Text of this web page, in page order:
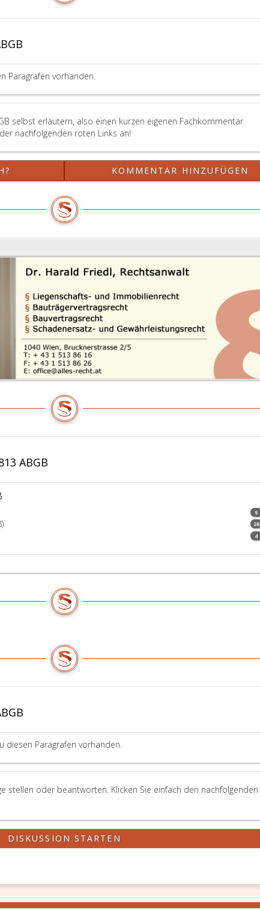
Paragrafen vorhanden.
selbst erläutern, also einen kurzen eigenen Fachkommentar
nachfolgenden roten Links an!
KOMMENTAR HINZUFÜGEN
ABGB
9
26
4
diesen Paragrafen vorhanden.
stellen oder beantworten. Klicken Sie einfach den nachfolgenden
DISKUSSION STARTEN